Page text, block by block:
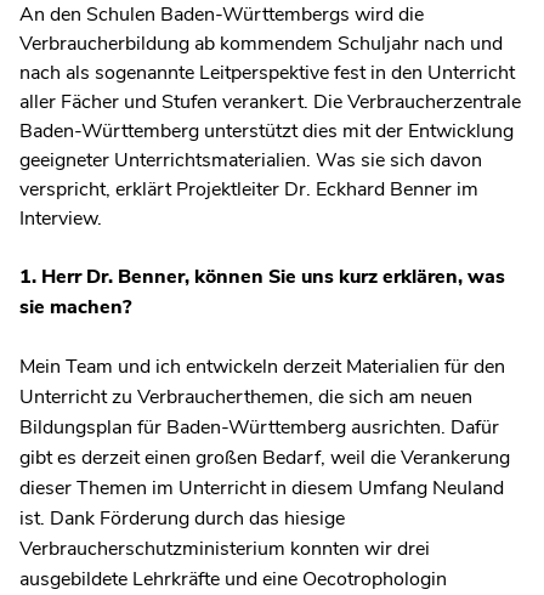
An den Schulen Baden-Württembergs wird die
Verbraucherbildung ab kommendem Schuljahr nach und
nach als sogenannte Leitperspektive fest in den Unterricht
aller Fächer und Stufen verankert. Die Verbraucherzentrale
Baden-Württemberg unterstützt dies mit der Entwicklung
geeigneter Unterrichtsmaterialien. Was sie sich davon
verspricht, erklärt Projektleiter Dr. Eckhard Benner im
Interview.
1. Herr Dr. Benner, können Sie uns kurz erklären, was
sie machen?
Mein Team und ich entwickeln derzeit Materialien für den
Unterricht zu Verbraucherthemen, die sich am neuen
Bildungsplan für Baden-Württemberg ausrichten. Dafür
gibt es derzeit einen großen Bedarf, weil die Verankerung
dieser Themen im Unterricht in diesem Umfang Neuland
ist. Dank Förderung durch das hiesige
Verbraucherschutzministerium konnten wir drei
ausgebildete Lehrkräfte und eine Oecotrophologin